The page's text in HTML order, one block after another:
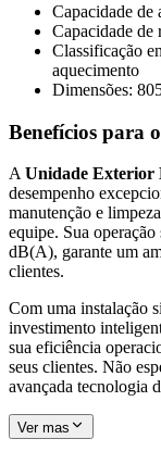
Capacidade de
Capacidade de
Classificação
aquecimento
Dimensões:
Benefícios para
A Unidade Exterior
desempenho
manutenção e
equipe. Sua
dB(A), garante um
clientes.
Com uma instalação
investimento
sua eficiência
seus clientes. Não
avançada tecnologia
Ver mas